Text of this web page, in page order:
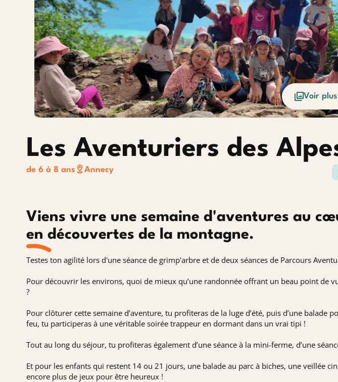
Courchevel 1850
Voir
Les Aventuriers des
de 6 à 8 ans Annecy
Viens vivre une semaine d'aventures au
en découvertes de la montagne.
Testes ton agilité lors d'une séance de grimp'arbre et de deux séances de Parcours
Pour découvrir les environs, quoi de mieux qu’une randonnée offrant un beau point de
?
Pour clôturer cette semaine d’aventure, tu profiteras de la luge d’été, puis d’une balade
feu, tu participeras à une véritable soirée trappeur en dormant dans un vrai tipi !
Tout au long du séjour, tu profiteras également d’une séance à la mini-ferme, d’une
Et pour les enfants qui restent 14 ou 21 jours, une balade au parc à biches, une veillée
encore plus de jeux pour être heureux !